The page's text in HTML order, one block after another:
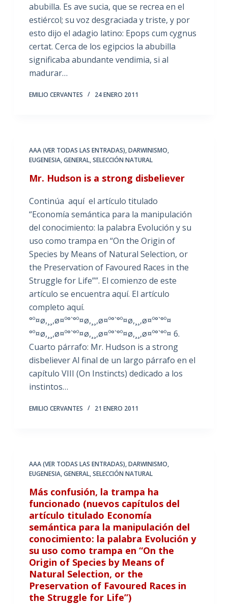
abubilla. Es ave sucia, que se recrea en el
estiércol; su voz desgraciada y triste, y por
esto dijo el adagio latino: Epops cum cygnus
certat. Cerca de los egipcios la abubilla
significaba abundante vendimia, si al
madurar…
EMILIO CERVANTES 24 ENERO 2011
AAA (VER TODAS LAS ENTRADAS),DARWINISMO,
EUGENESIA,GENERAL,SELECCIÓN NATURAL
Mr. Hudson is a strong disbeliever
Continúa aquí el artículo titulado
“Economía semántica para la manipulación
del conocimiento: la palabra Evolución y su
uso como trampa en “On the Origin of
Species by Means of Natural Selection, or
the Preservation of Favoured Races in the
Struggle for Life””. El comienzo de este
artículo se encuentra aquí. El artículo
completo aquí.
°º¤ø,¸¸,ø¤º°`°º¤ø,¸¸,ø¤º°`°º¤ø,¸¸,ø¤º°`°º¤
°º¤ø,¸¸,ø¤º°`°º¤ø,¸¸,ø¤º°`°º¤ø,¸¸,ø¤º°`°º¤ 6.
Cuarto párrafo: Mr. Hudson is a strong
disbeliever Al final de un largo párrafo en el
capítulo VIII (On Instincts) dedicado a los
instintos…
EMILIO CERVANTES 21 ENERO 2011
AAA (VER TODAS LAS ENTRADAS),DARWINISMO,
EUGENESIA,GENERAL,SELECCIÓN NATURAL
Más confusión, la trampa ha
funcionado (nuevos capítulos del
artículo titulado Economía
semántica para la manipulación del
conocimiento: la palabra Evolución y
su uso como trampa en “On the
Origin of Species by Means of
Natural Selection, or the
Preservation of Favoured Races in
the Struggle for Life”)